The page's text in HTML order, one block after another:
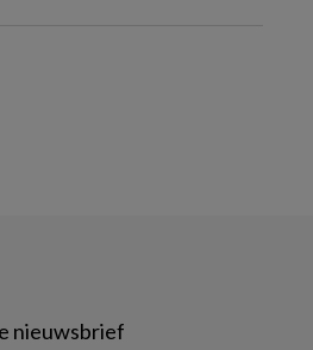
nieuwsbrief